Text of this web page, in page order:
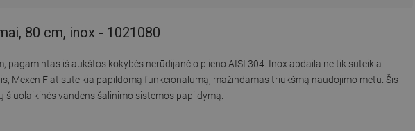
80 cm, inox - 1021080
iš aukštos kokybės nerūdijančio plieno AISI 304. Inox apdaila ne tik suteikia
Mexen Flat suteikia papildomą funkcionalumą, mažindamas triukšmą naudojimo metu. Šis
vandens šalinimo sistemos papildymą.